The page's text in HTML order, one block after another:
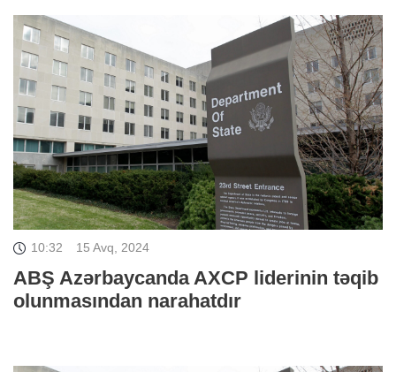
10:32 15 Avq, 2024
ABŞ Azərbaycanda AXCP liderinin təqib
olunmasından narahatdır